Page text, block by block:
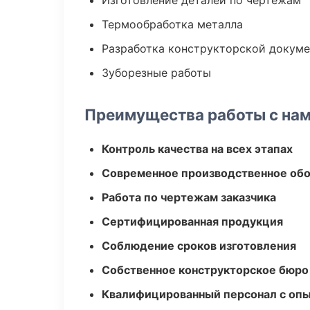
Термообработка металла
Разработка конструкторской
Зуборезные работы
Преимущества работы с
Контроль качества на всех этапах
Современное производственное
Работа по чертежам заказчика
Сертифицированная продукция
Соблюдение сроков изготовления
Собственное конструкторское бюро
Квалифицированный персонал с